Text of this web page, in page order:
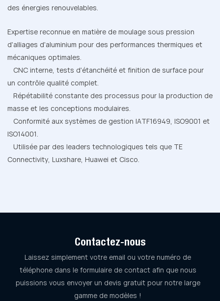
des énergies renouvelables.
Expertise reconnue en matière de moulage sous pression
d'alliages d'aluminium pour des performances thermiques et
mécaniques optimales.
CNC interne, tests d'étanchéité et finition de surface pour
un contrôle qualité complet.
Répétabilité constante des processus pour la production de
masse et les conceptions modulaires.
Conformité aux systèmes de gestion IATF16949, ISO9001 et
ISO14001.
Utilisée par des leaders technologiques tels que TE
Connectivity, Luxshare, Huawei et Cisco.
Contactez-nous
Laissez simplement votre email ou votre numéro de
téléphone dans le formulaire de contact afin que nous
puissions vous envoyer un devis gratuit pour notre large
gamme de modèles !